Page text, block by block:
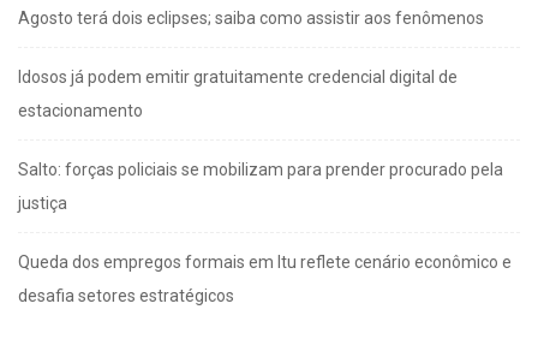
Agosto terá dois eclipses; saiba como assistir aos fenômenos
Idosos já podem emitir gratuitamente credencial digital de
estacionamento
Salto: forças policiais se mobilizam para prender procurado pela
justiça
Queda dos empregos formais em Itu reflete cenário econômico e
desafia setores estratégicos